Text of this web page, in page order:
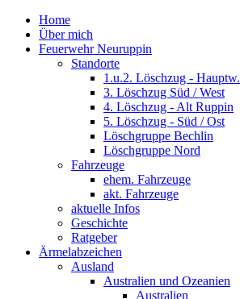
Home
Über mich
Feuerwehr Neuruppin
Standorte
1.u.2. Löschzug - Hauptw.
3. Löschzug Süd / West
4. Löschzug - Alt Ruppin
5. Löschzug - Süd / Ost
Löschgruppe Bechlin
Löschgruppe Nord
Fahrzeuge
ehem. Fahrzeuge
akt. Fahrzeuge
aktuelle Infos
Geschichte
Ratgeber
Ärmelabzeichen
Ausland
Australien und Ozeanien
Australien